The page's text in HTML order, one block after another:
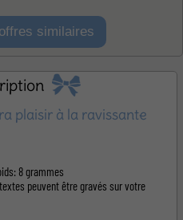
similaires
plaisir à la ravissante
8 grammes
peuvent être gravés sur votre